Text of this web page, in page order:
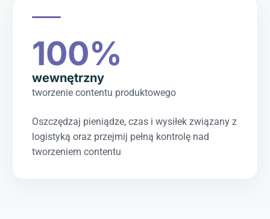
100%
wewnętrzny
tworzenie contentu produktowego
Oszczędzaj pieniądze, czas i wysiłek związany z
logistyką oraz przejmij pełną kontrolę nad
tworzeniem contentu